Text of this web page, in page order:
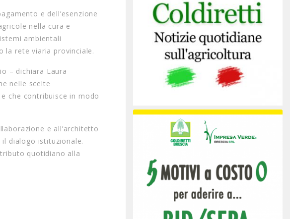
e dell’esenzione
nella cura e
ambientali
la rete viaria provinciale.
– dichiara Laura
nelle scelte
che contribuisce in modo
e all’architetto
dialogo istituzionale.
quotidiano alla